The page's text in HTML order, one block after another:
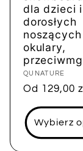
dla dzieci i
dorosłych
noszących
okulary,
Dostawca:
QUNATURE
Cena
Od 129,00 zl
Wybierz